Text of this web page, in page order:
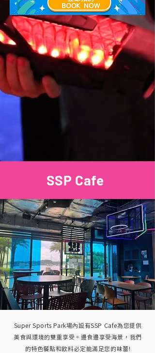
SSP Cafe
Super Sports Park場內設有SSP Cafe為您提供
美食與環境的雙重享受。邊食邊享受海景，我們
的特色餐點和飲料必定能滿足您的味蕾!